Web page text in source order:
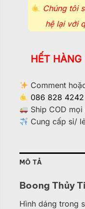
Chúng tôi
hệ lại với
HẾT HÀNG
Comment
086 828 4242
Ship COD
Cung cấp sỉ/
MÔ TẢ
Boong Thủy
Hình dáng trong